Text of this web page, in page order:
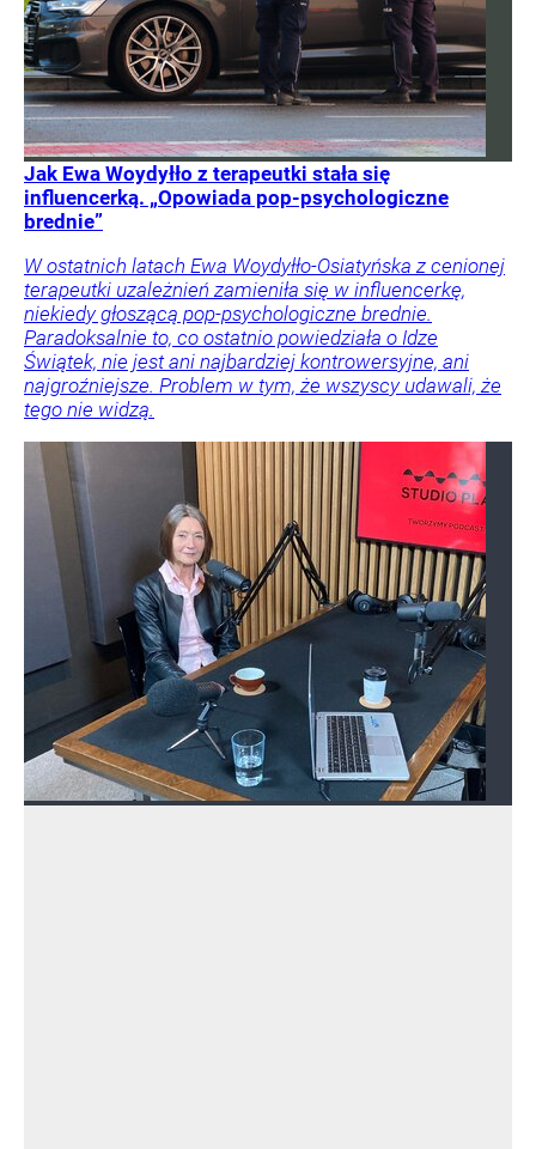
Jak Ewa Woydyłło z terapeutki stała się
influencerką. „Opowiada pop-psychologiczne
brednie”
W ostatnich latach Ewa Woydyłło-Osiatyńska z cenionej
terapeutki uzależnień zamieniła się w influencerkę,
niekiedy głoszącą pop-psychologiczne brednie.
Paradoksalnie to, co ostatnio powiedziała o Idze
Świątek, nie jest ani najbardziej kontrowersyjne, ani
najgroźniejsze. Problem w tym, że wszyscy udawali, że
tego nie widzą.